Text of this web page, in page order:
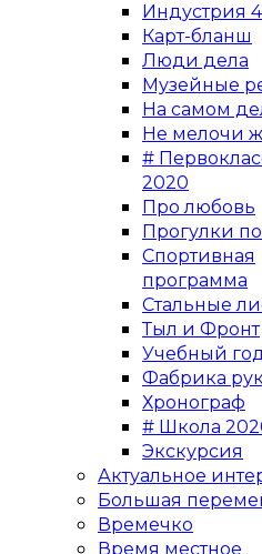
Индустрия
Карт-бланш
Люди дела
Музейные
На самом
Не мелочи
#
2020
Про любовь
Прогулки
Спортивная
программа
Стальные
Тыл и Фронт
Учебный
Фабрика
Хронограф
# Школа
Экскурсия
Актуальное
Большая
Времечко
Время местное